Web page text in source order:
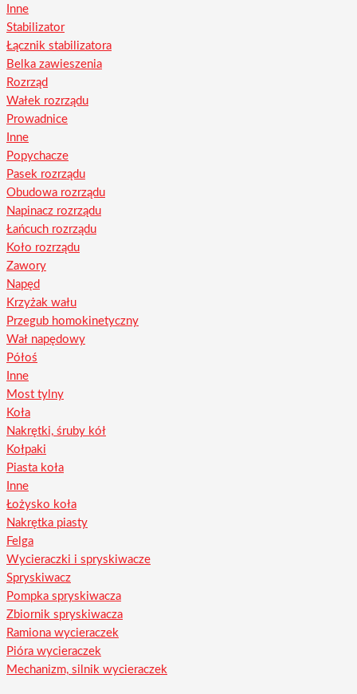
Inne
Stabilizator
Łącznik stabilizatora
Belka zawieszenia
Rozrząd
Wałek rozrządu
Prowadnice
Inne
Popychacze
Pasek rozrządu
Obudowa rozrządu
Napinacz rozrządu
Łańcuch rozrządu
Koło rozrządu
Zawory
Napęd
Krzyżak wału
Przegub homokinetyczny
Wał napędowy
Półoś
Inne
Most tylny
Koła
Nakrętki, śruby kół
Kołpaki
Piasta koła
Inne
Łożysko koła
Nakrętka piasty
Felga
Wycieraczki i spryskiwacze
Spryskiwacz
Pompka spryskiwacza
Zbiornik spryskiwacza
Ramiona wycieraczek
Pióra wycieraczek
Mechanizm, silnik wycieraczek